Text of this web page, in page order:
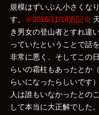
規模はずいぶん小さくな
す。
※2016/11/18追記※
き男女の登山者とすれ違
っていたということで話
非常に悪く、そしてこの
らいの霜柱もあったとか
らいになったらしいです
人は誰もいなかったとの
して本当に大正解でした。